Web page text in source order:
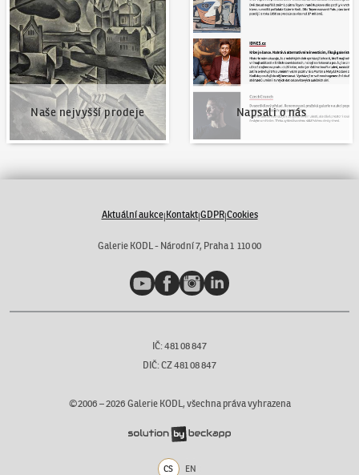
Naše nejvyšší prodeje Napsali o nás
Aktuální aukce|Kontakt|GDPR|Cookies
Galerie KODL - Národní 7, Praha 1 110 00
YouTubeFacebookInstagramLinkedIn
IČ: 481 08 847
DIČ: CZ 481 08 847
©2006 –2026 Galerie KODL, všechna práva vyhrazena
CS EN